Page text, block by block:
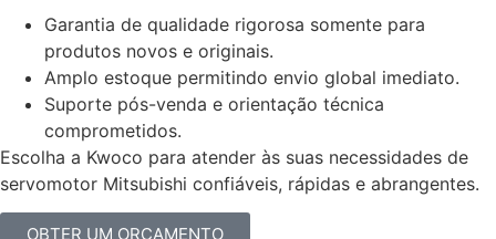
Garantia de qualidade rigorosa somente para
produtos novos e originais.
Amplo estoque permitindo envio global imediato.
Suporte pós-venda e orientação técnica
comprometidos.
Escolha a Kwoco para atender às suas necessidades de
servomotor Mitsubishi confiáveis, rápidas e abrangentes.
OBTER UM ORÇAMENTO